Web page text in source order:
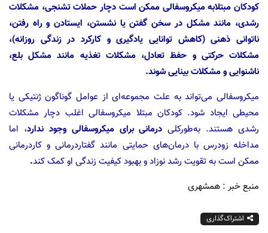
کودکان مبتلابه میکروسفالی ممکن است دچار حملات تشنجی، مشکلات
رشدی، مانند مشکل در سخن گفتن یا نشستن، ایستادن و راه رفتن،
ناتوانی ذهنی (کاهش توانایی یادگیری و کارکرد در زندگی روزانه)،
مشکلات حرکتی و حفظ تعادل، مشکلات تغذیه مانند مشکل بلع،
ناشنوایی و مشکلات بینایی شوند.
میکروسفالی می‌تواند به علت مجموعه‌ای از عوامل گوناگون ژنتیکی یا
محیطی ایجاد شود. کودکان مبتلا میکروسفالی اغلب دچار مشکلات
رشدی هستند. به‌طورکلی درمانی برای میکروسفالی وجود ندارد، اما
مداخله زودرس با درمان‌های حمایتی مانند گفتاردرمانی و کاردرمانی
ممکن است به تقویت رشد نوزاد و بهبود کیفیت زندگی او کمک کند.
منبع خبر : همشهری
اشتراک‌گذاری